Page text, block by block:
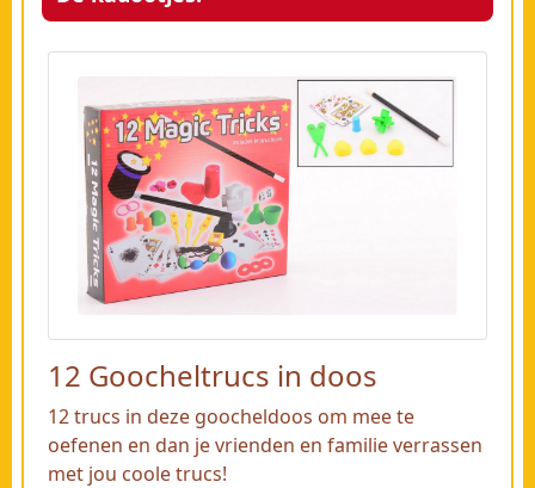
12 Goocheltrucs in doos
12 trucs in deze goocheldoos om mee te
oefenen en dan je vrienden en familie verrassen
met jou coole trucs!